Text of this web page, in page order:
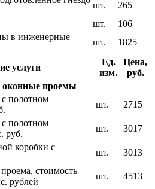
шт.
265
шт.
106
в инженерные
шт. 1825
услуги
Ед.
изм.
Цена,
руб.
оконные проемы
полотном
шт.
2715
полотном
руб.
шт.
3017
коробки с
шт.
3013
стоимость
рублей
шт.
4513